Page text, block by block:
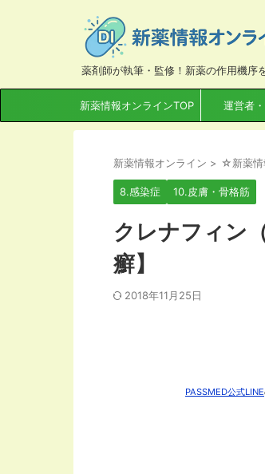
薬剤師が執筆・監修！新薬の作用機序
新薬情報オンラインTOP 運営者
新薬情報オンライン > ☆新薬情
8.感染症 10.皮膚・骨格筋
クレナフィン
癬】
2018年11月25日
PASSMED公式LINE